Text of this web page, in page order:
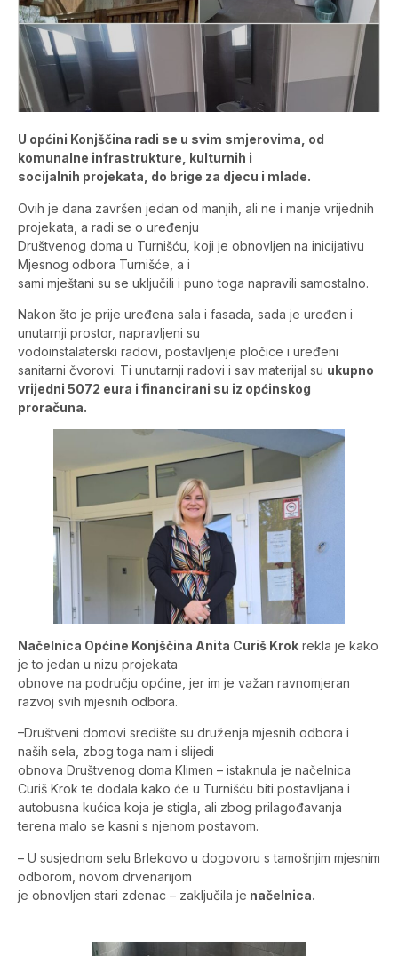
U općini Konjščina radi se u svim smjerovima, od
komunalne infrastrukture, kulturnih i
socijalnih projekata, do brige za djecu i mlade.
Ovih je dana završen jedan od manjih, ali ne i manje vrijednih
projekata, a radi se o uređenju
Društvenog doma u Turnišću, koji je obnovljen na inicijativu
Mjesnog odbora Turnišće, a i
sami mještani su se uključili i puno toga napravili samostalno.
Nakon što je prije uređena sala i fasada, sada je uređen i
unutarnji prostor, napravljeni su
vodoinstalaterski radovi, postavljenje pločice i uređeni
sanitarni čvorovi. Ti unutarnji radovi i sav materijal su ukupno
vrijedni 5072 eura i financirani su iz općinskog
proračuna.
Načelnica Općine Konjščina Anita Curiš Krok rekla je kako
je to jedan u nizu projekata
obnove na području općine, jer im je važan ravnomjeran
razvoj svih mjesnih odbora.
–Društveni domovi središte su druženja mjesnih odbora i
naših sela, zbog toga nam i slijedi
obnova Društvenog doma Klimen – istaknula je načelnica
Curiš Krok te dodala kako će u Turnišću biti postavljana i
autobusna kućica koja je stigla, ali zbog prilagođavanja
terena malo se kasni s njenom postavom.
– U susjednom selu Brlekovo u dogovoru s tamošnjim mjesnim
odborom, novom drvenarijom
je obnovljen stari zdenac – zaključila je načelnica.